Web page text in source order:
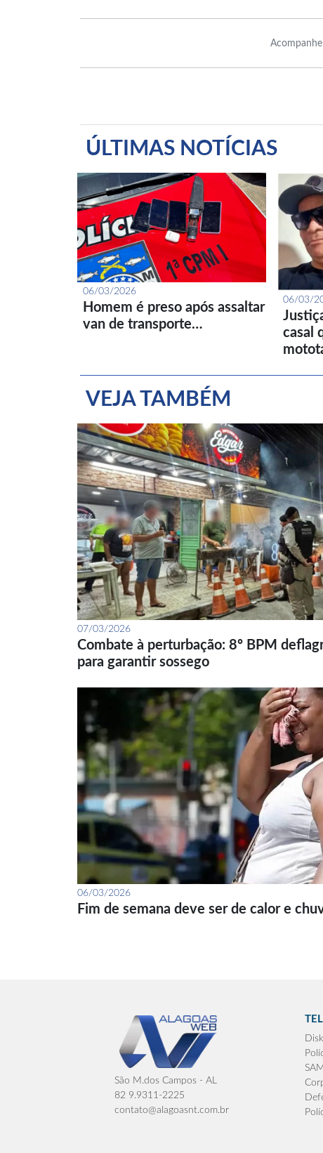
ÚLTIMAS NOTÍCIAS
06/03/2026
Homem é preso após assaltar
van de transporte…
06/03/
casal
VEJA TAMBÉM
07/03/2026
Combate à perturbação: 8º BPM
para garantir sossego
06/03/2026
Fim de semana deve ser de calor e
São M.dos Campos - AL
82 9.9311-2225
contato@alagoasnt.com.br